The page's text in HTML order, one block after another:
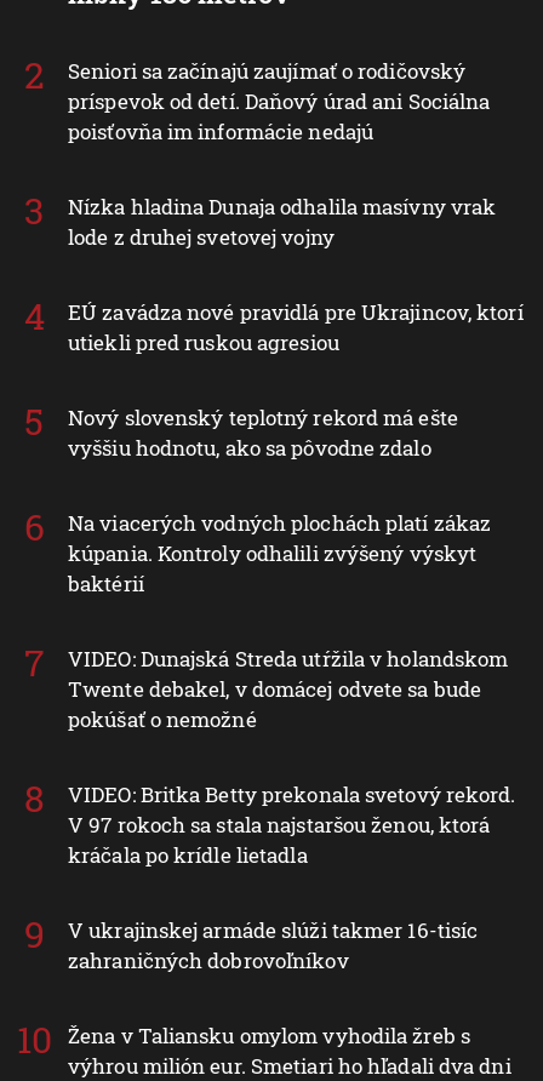
Seniori sa začínajú zaujímať o rodičovský
príspevok od detí. Daňový úrad ani Sociálna
poisťovňa im informácie nedajú
Nízka hladina Dunaja odhalila masívny vrak
lode z druhej svetovej vojny
EÚ zavádza nové pravidlá pre Ukrajincov, ktorí
utiekli pred ruskou agresiou
Nový slovenský teplotný rekord má ešte
vyššiu hodnotu, ako sa pôvodne zdalo
Na viacerých vodných plochách platí zákaz
kúpania. Kontroly odhalili zvýšený výskyt
baktérií
VIDEO: Dunajská Streda utŕžila v holandskom
Twente debakel, v domácej odvete sa bude
pokúšať o nemožné
VIDEO: Britka Betty prekonala svetový rekord.
V 97 rokoch sa stala najstaršou ženou, ktorá
kráčala po krídle lietadla
V ukrajinskej armáde slúži takmer 16-tisíc
zahraničných dobrovoľníkov
Žena v Taliansku omylom vyhodila žreb s
výhrou milión eur. Smetiari ho hľadali dva dni